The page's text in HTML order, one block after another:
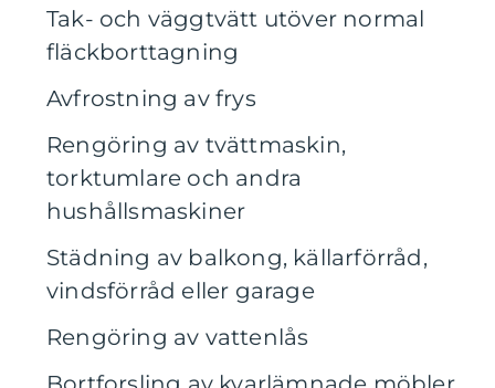
Tak- och väggtvätt utöver normal
fläckborttagning
Avfrostning av frys
Rengöring av tvättmaskin,
torktumlare och andra
hushållsmaskiner
Städning av balkong, källarförråd,
vindsförråd eller garage
Rengöring av vattenlås